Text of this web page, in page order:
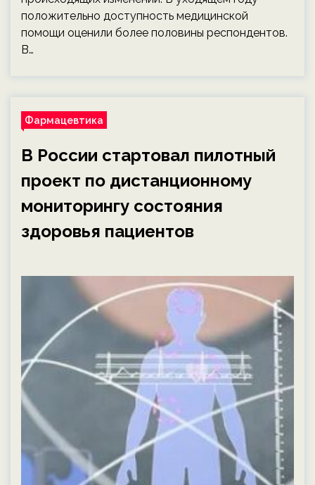
положительно доступность медицинской
помощи оценили более половины респондентов.
В…
Фармацевтика
В России стартовал пилотный
проект по дистанционному
мониторингу состояния
здоровья пациентов